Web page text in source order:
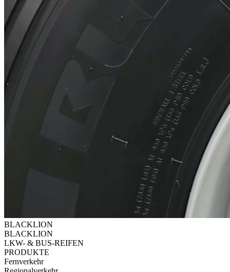
BLACKLION
BLACKLION
LKW- & BUS-REIFEN
PRODUKTE
Fernverkehr